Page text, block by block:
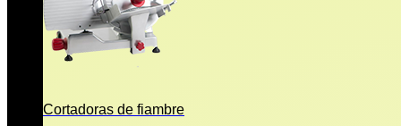
Cortadoras de fiambre